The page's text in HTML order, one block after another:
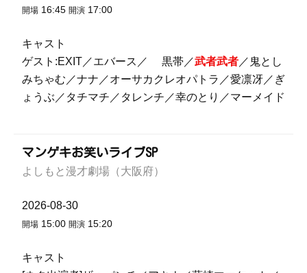
開場 16:45 開演 17:00
キャスト
ゲスト:EXIT／エバース／ 黒帯／武者武者 ／鬼とし
みちゃむ／ナナ／オーサカクレオパトラ／愛凛冴／ぎ
ょうぶ／タチマチ／タレンチ／幸のとり／マーメイド
マンゲキお笑いライブSP
よしもと漫才劇場（大阪府）
2026-08-30
開場 15:00 開演 15:20
キャスト